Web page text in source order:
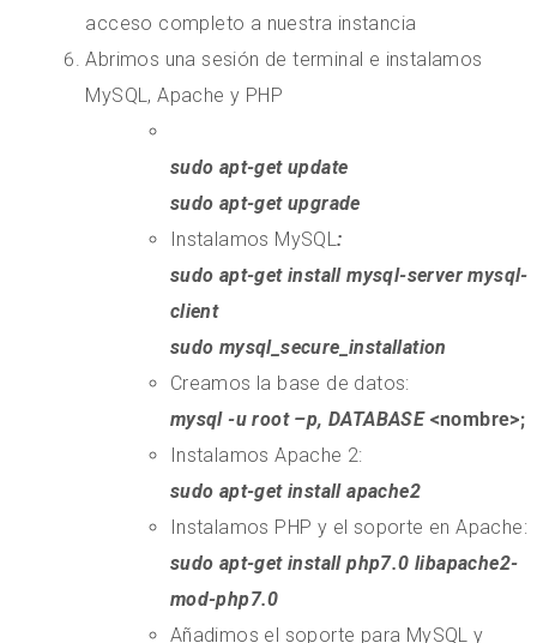
acceso completo a nuestra instancia
Abrimos una sesión de terminal e instalamos
MySQL, Apache y PHP
sudo apt-get update
sudo apt-get upgrade
Instalamos MySQL:
sudo apt-get install mysql-server mysql-
client
sudo mysql_secure_installation
Creamos la base de datos:
mysql -u root –p, DATABASE<nombre>;
Instalamos Apache 2:
sudo apt-get install apache2
Instalamos PHP y el soporte en Apache:
sudo apt-get install php7.0 libapache2-
mod-php7.0
Añadimos el soporte para MySQL y